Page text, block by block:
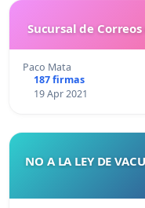
Sucursal de
Paco Mata
187 firmas
19 Apr 2021
NO A LA LEY DE